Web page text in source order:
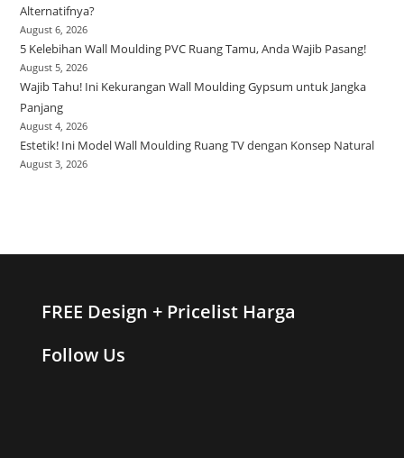
Alternatifnya?
August 6, 2026
5 Kelebihan Wall Moulding PVC Ruang Tamu, Anda Wajib Pasang!
August 5, 2026
Wajib Tahu! Ini Kekurangan Wall Moulding Gypsum untuk Jangka
Panjang
August 4, 2026
Estetik! Ini Model Wall Moulding Ruang TV dengan Konsep Natural
August 3, 2026
FREE Design + Pricelist Harga
Follow Us